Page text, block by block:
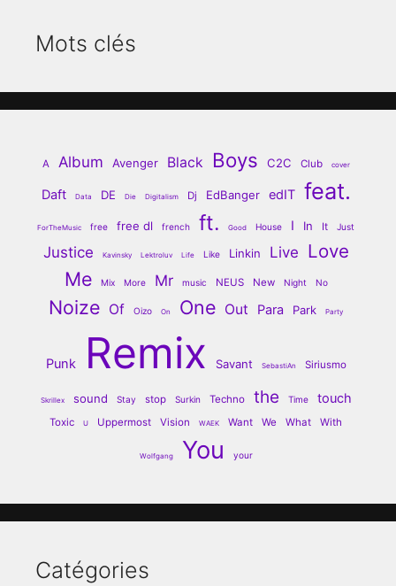
Mots clés
A Album Avenger Black Boys C2C Club cover
Daft Data DE Die Digitalism Dj EdBanger edIT feat.
ForTheMusic free free dl french ft. Good House I In It Just
Justice Kavinsky Lektroluv Life Like Linkin Live Love
Me Mix More Mr music NEUS New Night No
Noize Of Oizo On One Out Para Park Party
Punk Remix Savant SebastiAn Siriusmo
Skrillex sound Stay stop Surkin Techno the Time touch
Toxic U Uppermost Vision WAEK Want We What With
Wolfgang You your
Catégories